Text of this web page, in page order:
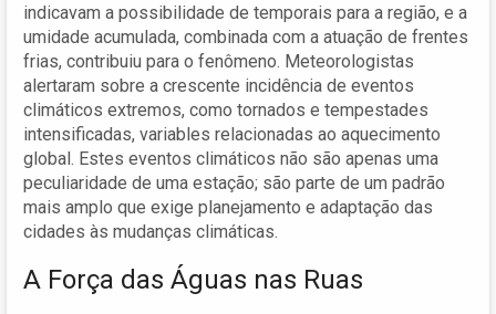
indicavam a possibilidade de temporais para a região, e a
umidade acumulada, combinada com a atuação de frentes
frias, contribuiu para o fenômeno. Meteorologistas
alertaram sobre a crescente incidência de eventos
climáticos extremos, como tornados e tempestades
intensificadas, variables relacionadas ao aquecimento
global. Estes eventos climáticos não são apenas uma
peculiaridade de uma estação; são parte de um padrão
mais amplo que exige planejamento e adaptação das
cidades às mudanças climáticas.
A Força das Águas nas Ruas